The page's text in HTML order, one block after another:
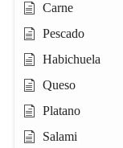
Carne
Pescado
Habichuela
Queso
Platano
Salami